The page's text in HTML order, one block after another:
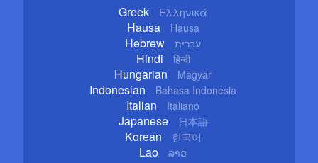
Greek Ελληνικά
Hausa Hausa
Hebrew עברית
Hindi हिन्दी
Hungarian Magyar
Indonesian Bahasa Indonesia
Italian Italiano
Japanese 日本語
Korean 한국어
Lao ລາວ